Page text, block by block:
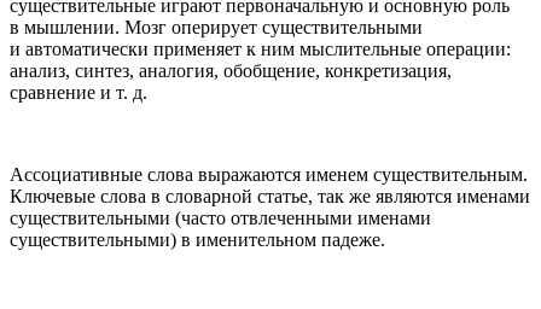
существительные играют первоначальную и основную роль
в мышлении. Мозг оперирует существительными
и автоматически применяет к ним мыслительные операции:
анализ, синтез, аналогия, обобщение, конкретизация,
сравнение и т. д.
Ассоциативные слова выражаются именем существительным.
Ключевые слова в словарной статье, так же являются именами
существительными (часто отвлеченными именами
существительными) в именительном падеже.